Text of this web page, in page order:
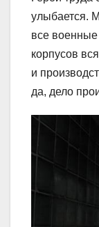
улыбается.
все
корпусов
и
да, дело